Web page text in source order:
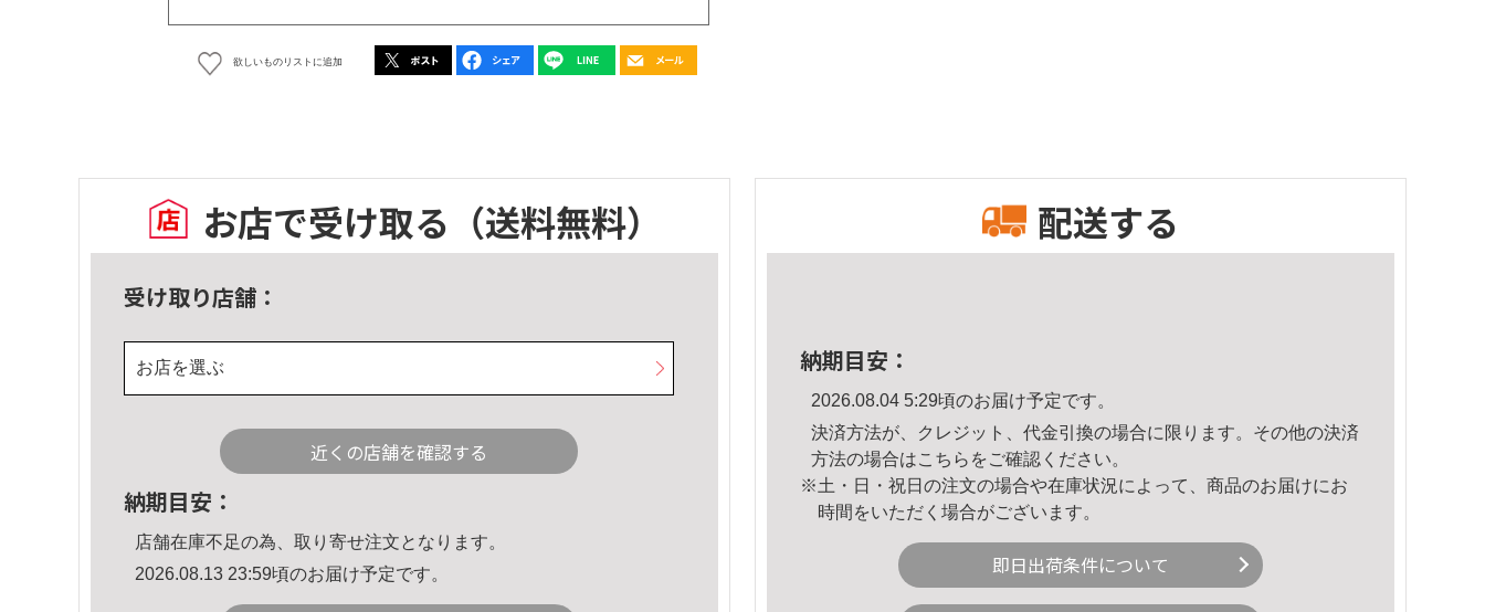
欲しいものリストに追加
お店で受け取る （送料無料）
受け取り店舗：
お店を選ぶ
近くの店舗を確認する
納期目安：
店舗在庫不足の為、取り寄せ注文となります。
2026.08.13 23:59頃のお届け予定です。
配送する
納期目安：
2026.08.04 5:29頃のお届け予定です。
決済方法が、クレジット、代金引換の場合に限ります。その他の決済
方法の場合はこちら をご確認ください。
※土・日・祝日の注文の場合や在庫状況によって、商品のお届けにお
時間をいただく場合がございます。
即日出荷条件について